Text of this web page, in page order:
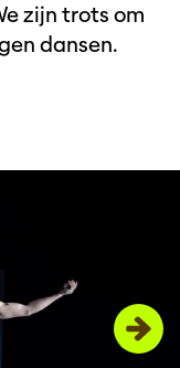
zijn trots om
dansen.